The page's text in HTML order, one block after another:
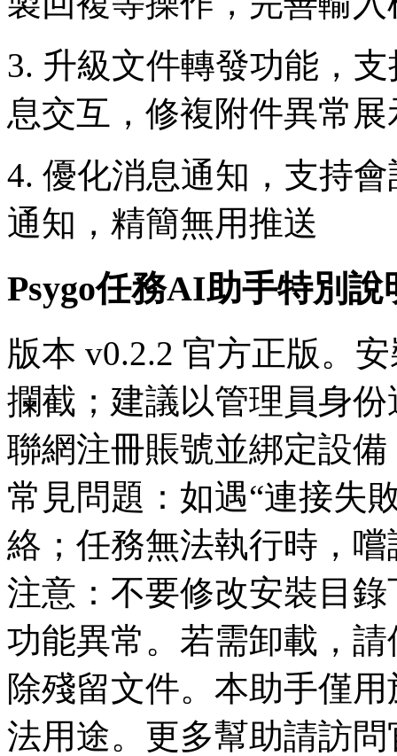
3. 升級文件轉發功能，
息交互，修複附件異常
4. 優化消息通知，支持
通知，精簡無用推送
Psygo任務AI助手特別說
版本 v0.2.2 官方正版。
攔截；建議以管理員身
聯網注冊賬號並綁定設
常見問題：如遇“連接失
絡；任務無法執行時，
注意：不要修改安裝目
功能異常。若需卸載，
除殘留文件。本助手僅
法用途。更多幫助請訪